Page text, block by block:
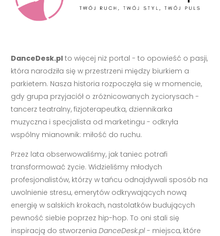
DanceDesk.pl to więcej niż portal - to opowieść o pasji,
która narodziła się w przestrzeni między biurkiem a
parkietem. Nasza historia rozpoczęła się w momencie,
gdy grupa przyjaciół o zróżnicowanych życiorysach -
tancerz teatralny, fizjoterapeutka, dziennikarka
muzyczna i specjalista od marketingu - odkryła
wspólny mianownik: miłość do ruchu.
Przez lata obserwowaliśmy, jak taniec potrafi
transformować życie. Widzieliśmy młodych
profesjonalistów, którzy w tańcu odnajdywali sposób na
uwolnienie stresu, emerytów odkrywających nową
energię w salskich krokach, nastolatków budujących
pewność siebie poprzez hip-hop. To oni stali się
inspiracją do stworzeniaDanceDesk.pl - miejsca, które